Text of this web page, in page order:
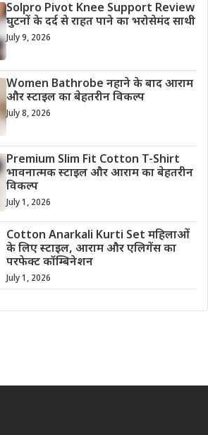
Solpro Pivot Knee Support Review
घुटनों के दर्द से राहत पाने का भरोसेमंद साथी
July 9, 2026
Women Bathrobe नहाने के बाद आराम
और स्टाइल का बेहतरीन विकल्प
July 8, 2026
Premium Slim Fit Cotton T-Shirt
भावनात्मक स्टाइल और आराम का बेहतरीन
विकल्प
July 1, 2026
Cotton Anarkali Kurti Set महिलाओं
के लिए स्टाइल, आराम और एलिगेंस का
परफेक्ट कॉम्बिनेशन
July 1, 2026